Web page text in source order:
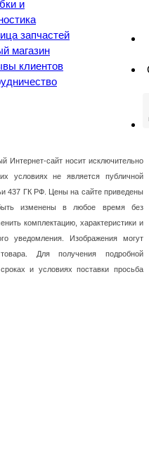
и
запчастей
магазин
клиентов
сайт носит исключительно
условиях не является публичной
437 ГК РФ. Цены на сайте приведены
изменены в любое время без
комплектацию, характеристики и
уведомления. Изображения могут
Для получения подробной
и условиях поставки просьба